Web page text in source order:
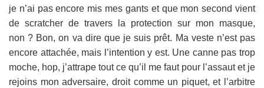
je n’ai pas encore mis mes gants et que mon second vient
de scratcher de travers la protection sur mon masque,
non ? Bon, on va dire que je suis prêt. Ma veste n’est pas
encore attachée, mais l’intention y est. Une canne pas trop
moche, hop, j’attrape tout ce qu’il me faut pour l’assaut et je
rejoins mon adversaire, droit comme un piquet, et l’arbitre